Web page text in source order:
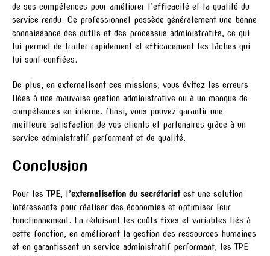
de ses compétences pour améliorer l’efficacité et la qualité du
service rendu. Ce professionnel possède généralement une bonne
connaissance des outils et des processus administratifs, ce qui
lui permet de traiter rapidement et efficacement les tâches qui
lui sont confiées.
De plus, en externalisant ces missions, vous évitez les erreurs
liées à une mauvaise gestion administrative ou à un manque de
compétences en interne. Ainsi, vous pouvez garantir une
meilleure satisfaction de vos clients et partenaires grâce à un
service administratif performant et de qualité.
Conclusion
Pour lesTPE, l’externalisation du secrétariatest une solution
intéressante pour réaliser des économies et optimiser leur
fonctionnement. En réduisant les coûts fixes et variables liés à
cette fonction, en améliorant la gestion des ressources humaines
et en garantissant un service administratif performant, les TPE